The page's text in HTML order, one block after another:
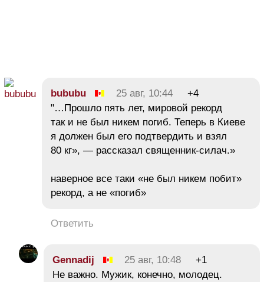
bububu 25 авг, 10:44
+4
"…Прошло пять лет, мировой рекорд
так и не был никем погиб. Теперь в Киеве
я должен был его подтвердить и взял
80 кг», — рассказал священник-силач.»
наверное все таки «не был никем побит»
рекорд, а не «погиб»
Ответить
Gennadij 25 авг, 10:48
+1
Не важно. Мужик, конечно, молодец.